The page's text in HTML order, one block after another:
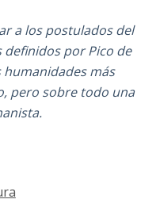
a los postulados del
por Pico de
más
pero sobre todo una